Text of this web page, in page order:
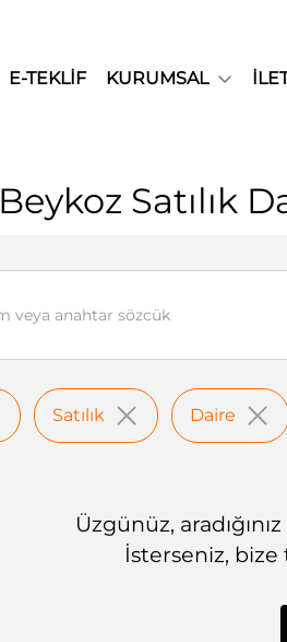
E-TEKLİF KURUMSAL
Beykoz Satılık
Satılık Daire
Üzgünüz,
İsterseniz,